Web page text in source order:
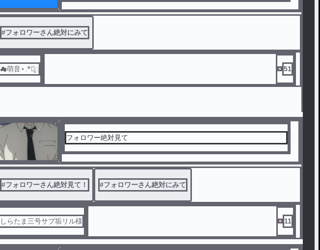
#フォロワーさん絶対にみて
☁萌音⋆.*⃝̥◌̥ 51
フォロワー絶対見て
#フォロワーさん絶対見て！ #フォロワーさん絶対にみて
しらたま三号サブ垢リル様 11